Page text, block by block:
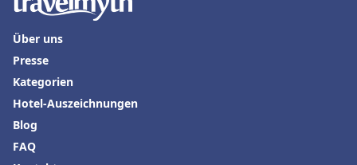
Über uns
Presse
Kategorien
Hotel-Auszeichnungen
Blog
FAQ